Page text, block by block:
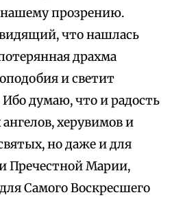
нашему прозрению.
что нашлась
драхма
и светит
думаю, что и радость
херувимов и
но даже и для
Пречестной Марии,
Самого Воскресшего